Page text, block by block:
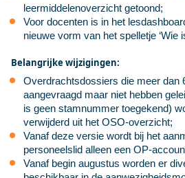
leermiddelenoverzicht getoond;
Voor docenten is in het
nieuwe vorm van het spelletje ‘Wie
Belangrijke wijzigingen:
Overdrachtsdossiers die meer dan
aangevraagd maar niet hebben
is geen stamnummer toegekend)
verwijderd uit het OSO-overzicht;
Vanaf deze versie wordt bij het
personeelslid alleen een OP-
Vanaf begin augustus worden er